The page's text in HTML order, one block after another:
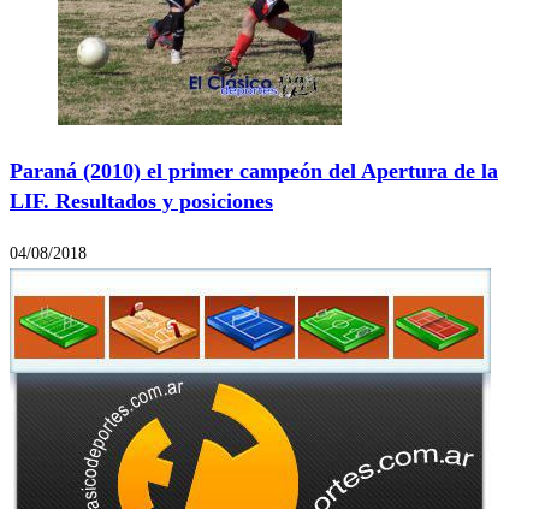
Paraná (2010) el primer campeón del Apertura de la
LIF. Resultados y posiciones
04/08/2018